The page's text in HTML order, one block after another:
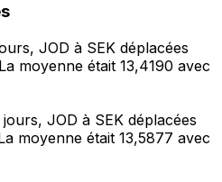
JOD à SEK déplacées
moyenne était 13,4190 avec
JOD à SEK déplacées
moyenne était 13,5877 avec